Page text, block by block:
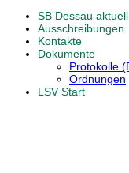
SB Dessau aktuell
Ausschreibungen
Kontakte
Dokumente
Protokolle
Ordnungen
LSV Start